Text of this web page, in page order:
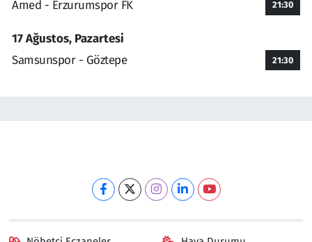
Amed - Erzurumspor FK 21:30
17 Ağustos, Pazartesi
Samsunspor - Göztepe
21:30